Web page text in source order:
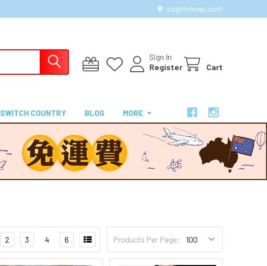
cs@mikoau.com
Sign In
Register
Cart
SWITCH COUNTRY BLOG MORE
Products Per Page:
2 3 4 6